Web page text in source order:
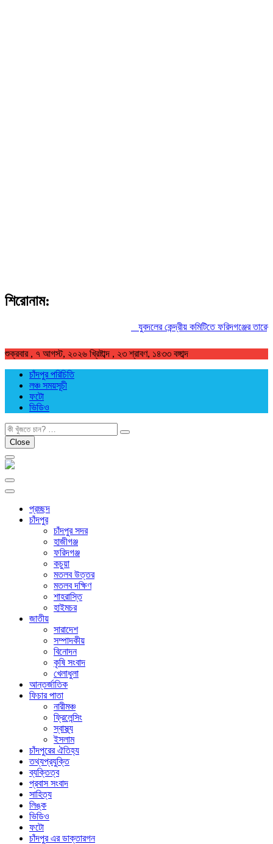
শিরোনাম:
যুবদলের কেন্দ্রীয় কমিটিতে ফরিদগঞ্জের তারেকুর
শুক্রবার , ৭ আগস্ট, ২০২৬ খ্রিষ্টাব্দ , ২৩ শ্রাবণ, ১৪৩৩ বঙ্গাব্দ
চাঁদপুর পরিচিতি
লঞ্চ সময়সূচী
ফটো
ভিডিও
খুজুন
Close
প্রচ্ছদ
চাঁদপুর
চাঁদপুর সদর
হাজীগঞ্জ
ফরিদগঞ্জ
কচুয়া
মতলব উত্তর
মতলব দক্ষিণ
শাহরাস্তি
হাইমচর
জাতীয়
সারাদেশ
সম্পাদকীয়
বিনোদন
কৃষি সংবাদ
খেলাধুলা
আন্তর্জাতিক
ফিচার পাতা
নারীমঞ্চ
ফ্রিলেন্সিং
স্বাস্থ্য
ইসলাম
চাঁদপুরের ঐতিহ্য
তথ্যপ্রযুক্তি
ব্যক্তিত্ব
প্রবাস সংবাদ
সাহিত্য
লিঙ্ক
ভিডিও
ফটো
চাঁদপুর এর ডাক্তারগন